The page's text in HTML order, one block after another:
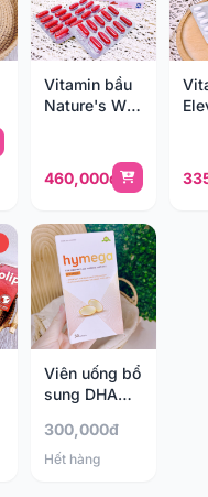
Vitamin bầu
Nature's Way
460,000đ
Viên uống bổ
sung DHA
Hymega 30
viên
300,000đ
Hết hàng